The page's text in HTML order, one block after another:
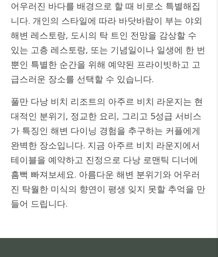
어우러진 바다를 배경으로 할 때 비로소 특별해집
니다. 개인의 스타일에 따라 바닷바람이 부는 야외
해변 레스토랑, 도시의 탁 트인 전망을 감상할 수
있는 고층 레스토랑, 또는 기념일이나 일생에 한 번
뿐인 특별한 순간을 위해 예약된 프라이빗하고 고
급스러운 장소를 선택할 수 있습니다.
풀만 다낭 비치 리조트의 아주르 비치 라운지는 현
대적인 분위기, 정교한 요리, 그리고 5성급 서비스
가 특징인 해변 다이닝 경험을 추구하는 커플에게
완벽한 장소입니다. 지금 아주르 비치 라운지에서
테이블을 예약하고 진정으로 다낭 로맨틱 디너에
흠뻑 빠져보세요. 아름다운 해변 분위기와 어우러
진 탁월한 미식의 향연이 평생 잊지 못할 추억을 만
들어 드립니다.